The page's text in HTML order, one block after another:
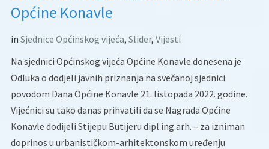
Općine Konavle
in Sjednice Općinskog vijeća, Slider, Vijesti
Na sjednici Općinskog vijeća Općine Konavle donesena je
Odluka o dodjeli javnih priznanja na svečanoj sjednici
povodom Dana Općine Konavle 21. listopada 2022. godine.
Vijećnici su tako danas prihvatili da se Nagrada Općine
Konavle dodijeli Stijepu Butijeru dipl.ing.arh. – za izniman
doprinos u urbanističkom-arhitektonskom uređenju